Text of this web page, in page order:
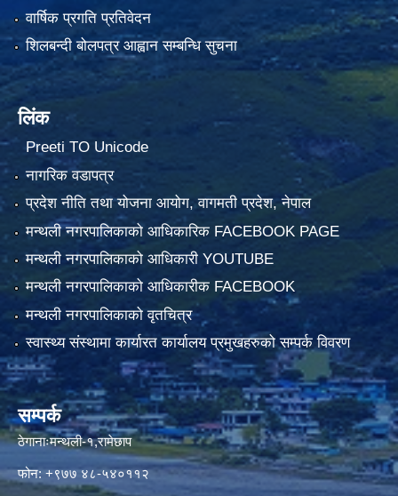
वार्षिक प्रगति प्रतिवेदन
शिलबन्दी बोलपत्र आह्वान सम्बन्धि सुचना
लिंक
Preeti TO Unicode
नागरिक वडापत्र
प्रदेश नीति तथा योजना आयोग, वागमती प्रदेश, नेपाल
मन्थली नगरपालिकाको आधिकारिक FACEBOOK PAGE
मन्थली नगरपालिकाको आधिकारी YOUTUBE
मन्थली नगरपालिकाको आधिकारीक FACEBOOK
मन्थली नगरपालिकाको वृतचित्र
स्वास्थ्य संस्थामा कार्यारत कार्यालय प्रमुखहरुको सम्पर्क विवरण
सम्पर्क
ठेगानाःमन्थली-१,रामेछाप
फोन: +९७७ ४८-५४०११२